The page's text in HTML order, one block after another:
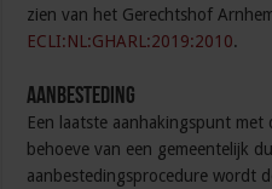
zien van het Gerechtshof
ECLI:NL:GHARL:2019:2010.
Aanbesteding
Een laatste aanhakingspunt
behoeve van een gemeentelijk
aanbestedingsprocedure wordt